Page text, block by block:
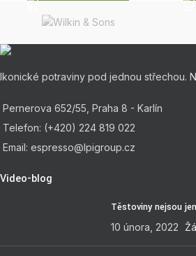
Ikonické potraviny pod jednou střechou.
Pernerova 652/55, Praha 8 - Karlín
Telefon: (+420) 224 819 022
Email: espresso@lpigroup.cz
Video-blog
Těstoviny nejsou
10 února, 2022